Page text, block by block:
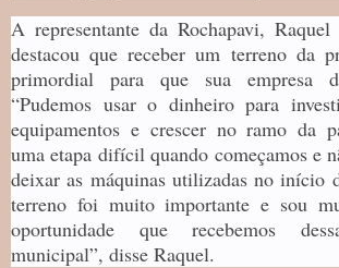
A representante da Rochapavi,
destacou que receber um terreno da
primordial para que sua empresa
“Pudemos usar o dinheiro para
equipamentos e crescer no ramo da
uma etapa difícil quando começamos e
deixar as máquinas utilizadas no início
terreno foi muito importante e sou
oportunidade que recebemos
municipal”, disse Raquel.